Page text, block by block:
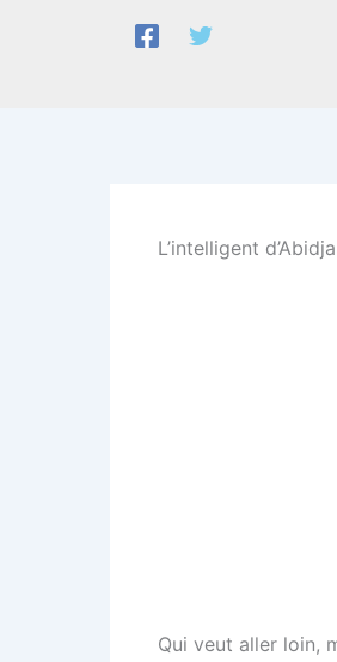
L’intelligent
Qui veut aller loin,